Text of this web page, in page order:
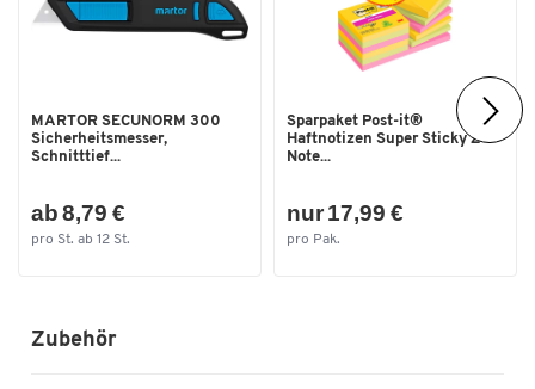
MARTOR SECUNORM 300
Sicherheitsmesser,
Schnitttief...
ab 8,79 €
pro St. ab 12 St.
Sparpaket Post-it®
Haftnotizen Super Sticky Z-
Note...
nur 17,99 €
pro Pak.
Zubehör